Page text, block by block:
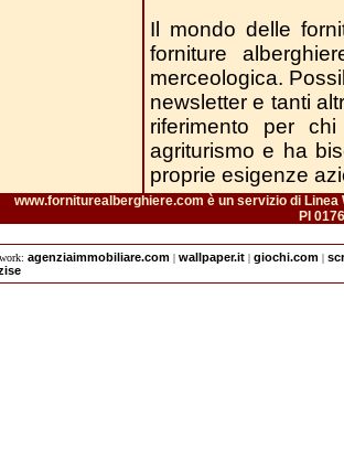
Il mondo delle
forniture
merceologica.
newsletter e tanti
riferimento per
agriturismo e ha
proprie esigenze
www.forniturealberghiere.com è un servizio di Linea
PI
agenziaimmobiliare.com | wallpaper.it | giochi.com |